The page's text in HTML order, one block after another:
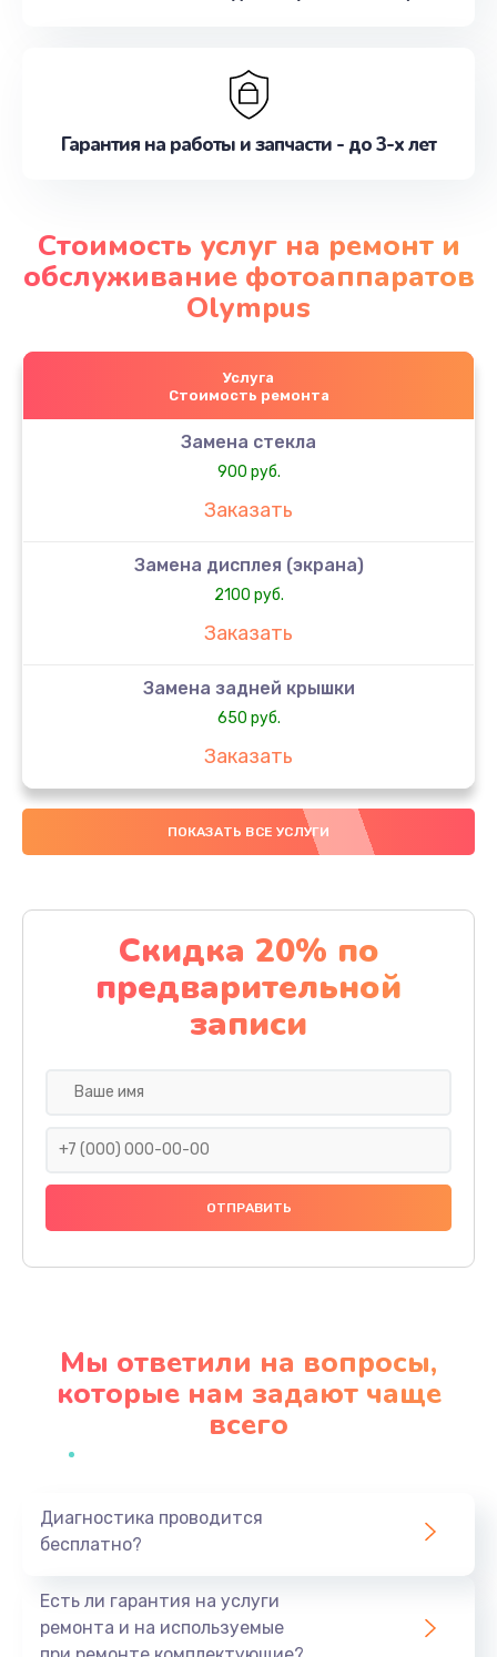
Гарантия на работы и запчасти - до 3-х лет
Стоимость услуг на ремонт и
обслуживание фотоаппаратов
Olympus
Услуга
Стоимость ремонта
Замена стекла
900 руб.
Заказать
Замена дисплея (экрана)
2100 руб.
Заказать
Замена задней крышки
650 руб.
Заказать
Замена аккумулятора
4000 руб.
Замена материнской платы
1100 руб.
Заказать
Замена праймера
1000 руб.
Заказать
Профилактическая чистка
Заказать
ПОКАЗАТЬ ВСЕ УСЛУГИ
Скидка 20% по
предварительной
записи
Мы ответили на вопросы,
которые нам задают чаще
всего
Диагностика проводится
бесплатно?
Есть ли гарантия на услуги
ремонта и на используемые